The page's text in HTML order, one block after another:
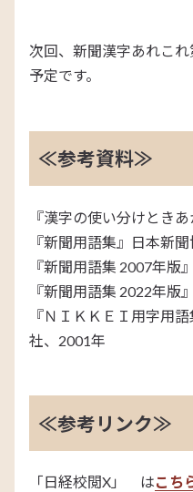
次回、新聞漢字あれこ
予定です。
≪参考資料≫
『漢字の使い分けとき
『新聞用語集』日本新
『新聞用語集 2007年版
『新聞用語集 2022年版
『ＮＩＫＫＥＩ用字用
社、2001年
≪参考リンク≫
「日経校閲X」 はこち